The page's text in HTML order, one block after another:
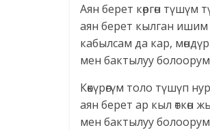
Аян берет көргөн түшүм
аян берет кылган ишим
кабылсам да кар,
мен бактылуу
Көкүрөгүм толо түшүп
аян берет ар кыл өткөн
мен бактылуу